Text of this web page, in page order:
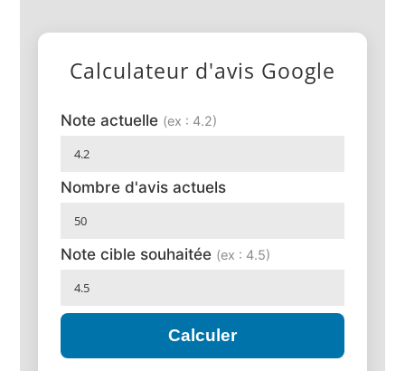
Calculateur d'avis Google
Note actuelle (ex : 4.2)
Nombre d'avis actuels
Note cible souhaitée (ex : 4.5)
Calculer